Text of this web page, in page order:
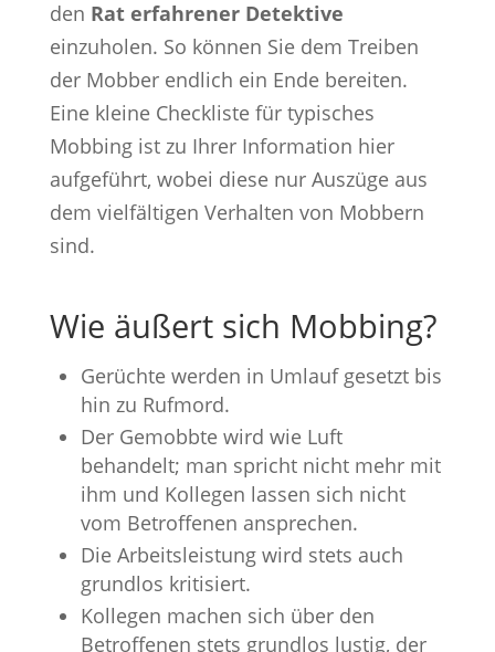
den Rat erfahrener Detektive
einzuholen. So können Sie dem Treiben
der Mobber endlich ein Ende bereiten.
Eine kleine Checkliste für typisches
Mobbing ist zu Ihrer Information hier
aufgeführt, wobei diese nur Auszüge aus
dem vielfältigen Verhalten von Mobbern
sind.
Wie äußert sich Mobbing?
Gerüchte werden in Umlauf gesetzt bis
hin zu Rufmord.
Der Gemobbte wird wie Luft
behandelt; man spricht nicht mehr mit
ihm und Kollegen lassen sich nicht
vom Betroffenen ansprechen.
Die Arbeitsleistung wird stets auch
grundlos kritisiert.
Kollegen machen sich über den
Betroffenen stets grundlos lustig, der